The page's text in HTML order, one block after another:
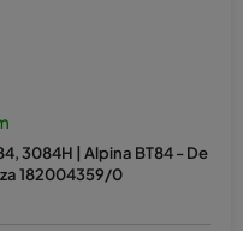
3084H | Alpina BT84 - De
182004359/0